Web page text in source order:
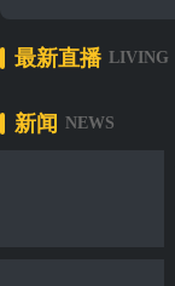
最新直播 LIVING
新闻 NEWS